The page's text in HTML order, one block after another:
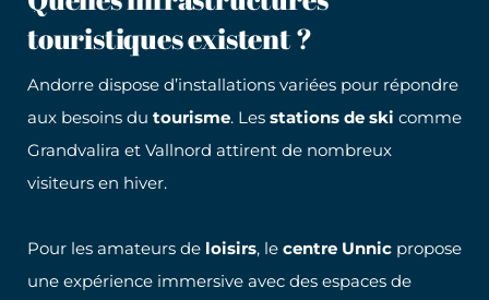
touristiques existent ?
Andorre dispose d’installations variées pour répondre
aux besoins du tourisme. Les stations de ski comme
Grandvalira et Vallnord attirent de nombreux
visiteurs en hiver.
Pour les amateurs de loisirs, le centre Unnic propose
une expérience immersive avec des espaces de